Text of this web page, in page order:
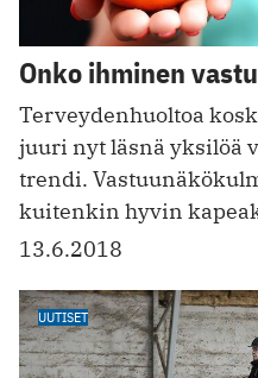
Onko ihminen
Terveydenhuoltoa
juuri nyt läsnä yksilöä
trendi.
kuitenkin hyvin
13.6.2018
UUTISET